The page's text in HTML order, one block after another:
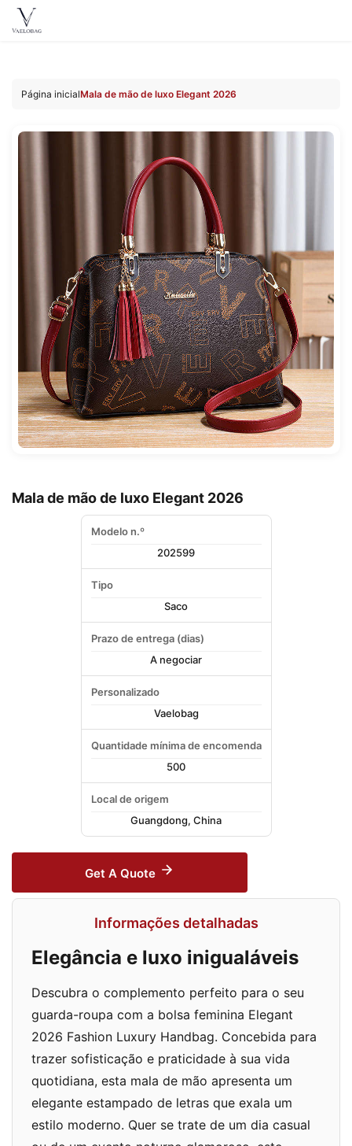
conteúdo
Vaelobag
Página inicialMala de mão de luxo Elegant 2026
Mala de mão de luxo Elegant 2026
Modelo n.º
202599
Tipo
Saco
Prazo de entrega (dias)
A negociar
Personalizado
Vaelobag
Quantidade mínima de encomenda
500
Local de origem
Guangdong, China
Get A Quote
Informações detalhadas
Elegância e luxo inigualáveis
Descubra o complemento perfeito para o seu
guarda-roupa com a bolsa feminina Elegant
2026 Fashion Luxury Handbag. Concebida para
trazer sofisticação e praticidade à sua vida
quotidiana, esta mala de mão apresenta um
elegante estampado de letras que exala um
estilo moderno. Quer se trate de um dia casual